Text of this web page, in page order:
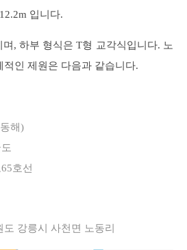
입니다.
, 하부 형식은 T형 교각식입니다. 노
인 제원은 다음과 같습니다.
해)
호선
도 강릉시 사천면 노동리